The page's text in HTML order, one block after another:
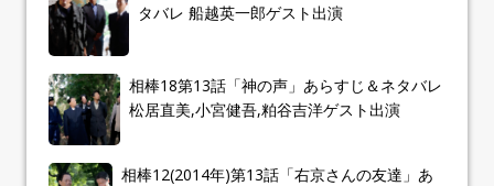
タバレ 船越英一郎ゲスト出演
相棒18第13話「神の声」あらすじ＆ネタバレ
松居直美,小宮健吾,粕谷吉洋ゲスト出演
相棒12(2014年)第13話「右京さんの友達」あ